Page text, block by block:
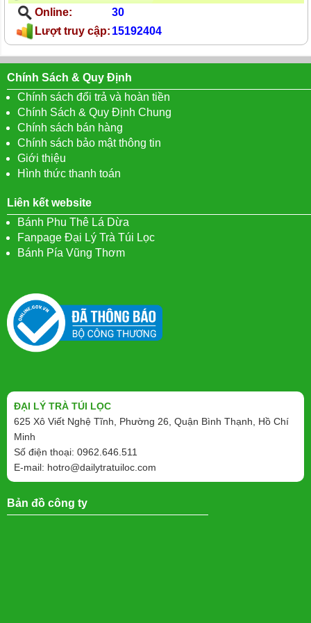
Online:
30
Lượt truy cập: 15192404
Chính Sách & Quy Định
Chính sách đổi trả và hoàn tiền
Chính Sách & Quy Định Chung
Chính sách bán hàng
Chính sách bảo mật thông tin
Giới thiệu
Hình thức thanh toán
Liên kết website
Bánh Phu Thê Lá Dừa
Fanpage Đại Lý Trà Túi Lọc
Bánh Pía Vũng Thơm
ĐẠI LÝ TRÀ TÚI LỌC
625 Xô Viết Nghệ Tĩnh, Phường 26, Quận Bình Thạnh, Hồ Chí
Minh
Số điện thoại: 0962.646.511
E-mail: hotro@dailytratuiloc.com
Bản đồ công ty